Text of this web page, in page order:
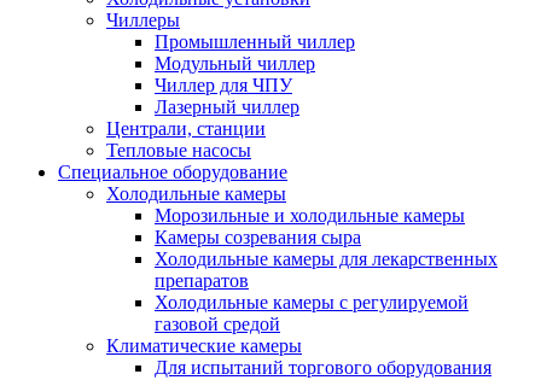
Чиллеры
Промышленный чиллер
Модульный чиллер
Чиллер для ЧПУ
Лазерный чиллер
Централи, станции
Тепловые насосы
Специальное оборудование
Холодильные камеры
Морозильные и холодильные камеры
Камеры созревания сыра
Холодильные камеры для лекарственных
препаратов
Холодильные камеры с регулируемой
газовой средой
Климатические камеры
Для испытаний торгового оборудования